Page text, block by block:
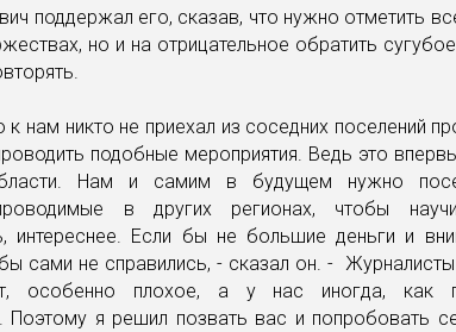
поддержал его, сказав, что нужно отметить
но и на отрицательное обратить
к нам никто не приехал из соседних поселений
подобные мероприятия. Ведь это
Нам и самим в будущем нужно
в других регионах, чтобы
интереснее. Если бы не большие деньги и
сами не справились, - сказал он. -
особенно плохое, а у нас иногда, как
Поэтому я решил позвать вас и попробовать